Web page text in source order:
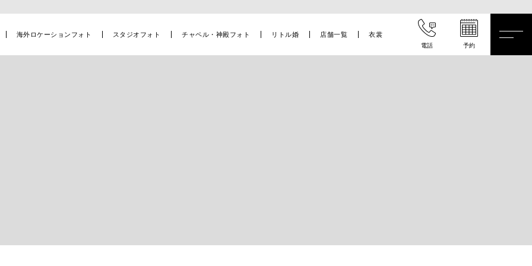
海外ロケーションフォト スタジオフォト チャペル・神殿フォト リトル婚 店舗一覧 衣裳
電話 予約